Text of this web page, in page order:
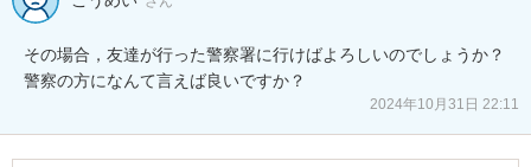
その場合，友達が行った警察署に行けばよろしいのでしょうか？
警察の方になんて言えば良いですか？
2024年10月31日 22:11